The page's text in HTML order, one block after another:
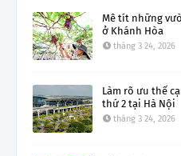
Mê tít những
ở Khánh Hòa
tháng 3 24, 2026
Làm rõ ưu thế
thứ 2 tại Hà Nội
tháng 3 24, 2026